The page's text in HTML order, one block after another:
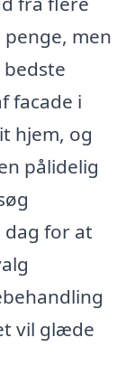
men
facade i
hjem, og
pålidelig
dag for at
vil glæde